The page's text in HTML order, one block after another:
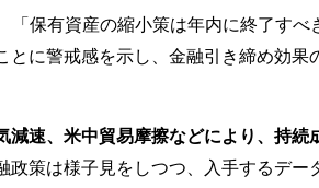
「保有資産の縮小策は年内に終了すべ
とに警戒感を示し、金融引き締め効果
減速、米中貿易摩擦などにより、持
政策は様子見をしつつ、入手するデー